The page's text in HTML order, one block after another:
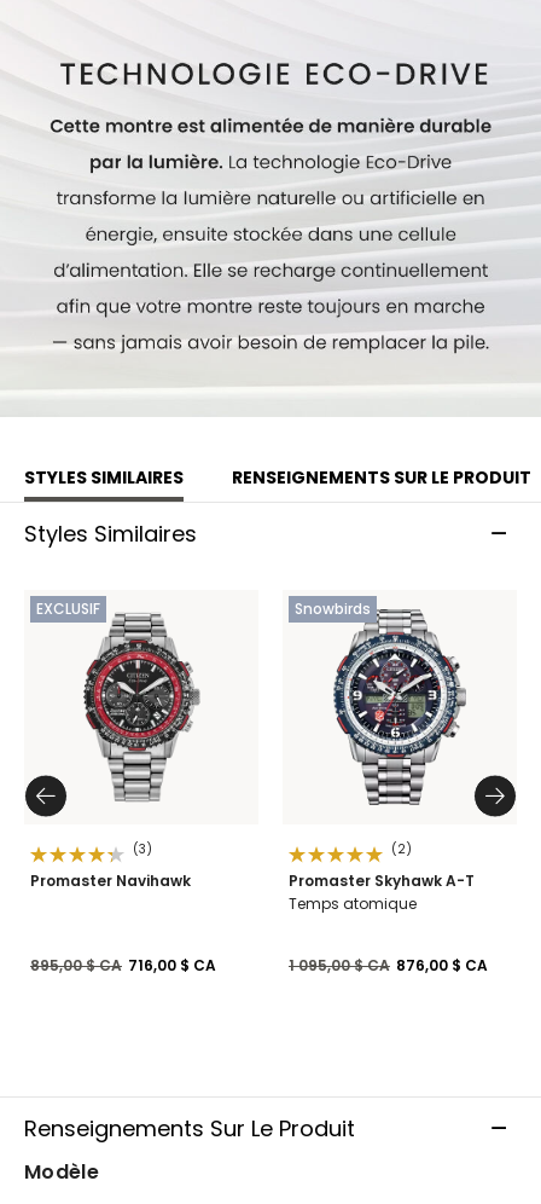
boîtier orné d’une représentation de l’écusson signé des
B620.
Modèle #:CA4668-51X
STYLES SIMILAIRES RENSEIGNEMENTS SUR LE PRODUIT
Styles Similaires
EXCLUSIF
(3)
Promaster Navihawk
Prix réduit de
895,00 $ CAà716,00 $ CA
Snowbirds
(2)
Promaster Skyhawk A-T
Temps atomique
Prix réduit de
1 095,00 $ CAà876,00 $ CA
Renseignements Sur Le Produit
Modèle